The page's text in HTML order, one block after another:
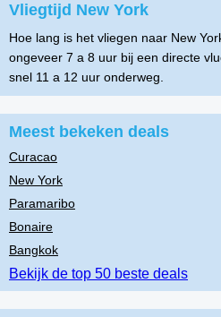
Vliegtijd New York
Hoe lang is het vliegen naar New
ongeveer 7 a 8 uur bij een directe
snel 11 a 12 uur onderweg.
Meest bekeken deals
Curacao
New York
Paramaribo
Bonaire
Bangkok
Bekijk de top 50 beste deals